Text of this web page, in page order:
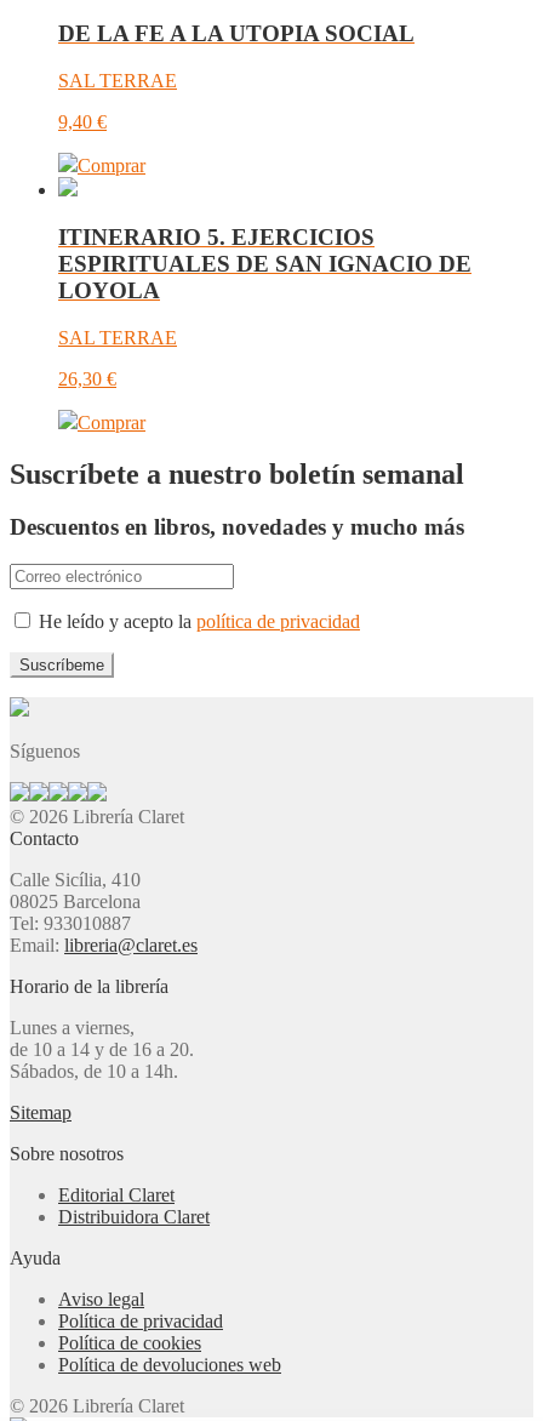
DE LA FE A LA UTOPIA SOCIAL
SAL TERRAE
9,40 €
Comprar
ITINERARIO 5. EJERCICIOS
ESPIRITUALES DE SAN IGNACIO DE
LOYOLA
SAL TERRAE
26,30 €
Comprar
Suscríbete a nuestro boletín semanal
Descuentos en libros, novedades y mucho más
He leído y acepto la política de privacidad
Síguenos
© 2026 Librería Claret
Contacto
Calle Sicília, 410
08025 Barcelona
Tel: 933010887
Email: libreria@claret.es
Horario de la librería
Lunes a viernes,
de 10 a 14 y de 16 a 20.
Sábados, de 10 a 14h.
Sitemap
Sobre nosotros
Editorial Claret
Distribuidora Claret
Ayuda
Aviso legal
Política de privacidad
Política de cookies
Política de devoluciones web
© 2026 Librería Claret